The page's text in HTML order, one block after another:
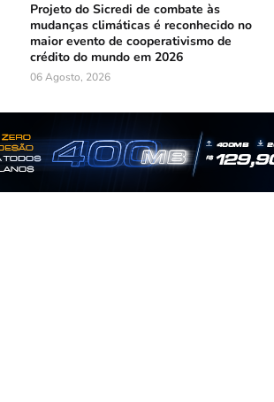
Projeto do Sicredi de combate às
mudanças climáticas é reconhecido no
maior evento de cooperativismo de
crédito do mundo em 2026
06 Agosto, 2026